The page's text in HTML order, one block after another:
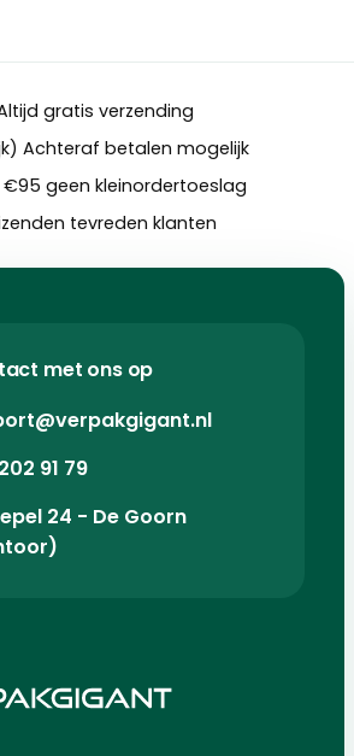
gratis verzending
Achteraf betalen mogelijk
geen kleinordertoeslag
tevreden klanten
met ons op
91 79
24 - De Goorn